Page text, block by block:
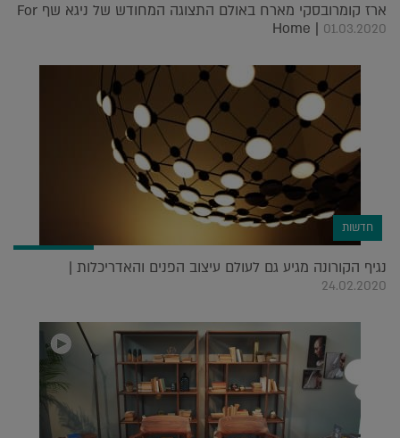
ארז קומרובסקי מארח באולם התצוגה המחודש של ניגא שף For
Home | 01.03.2020
חדשות
נגיף הקורונה מגיע גם לעולם עיצוב הפנים והאדריכלות |
24.02.2020